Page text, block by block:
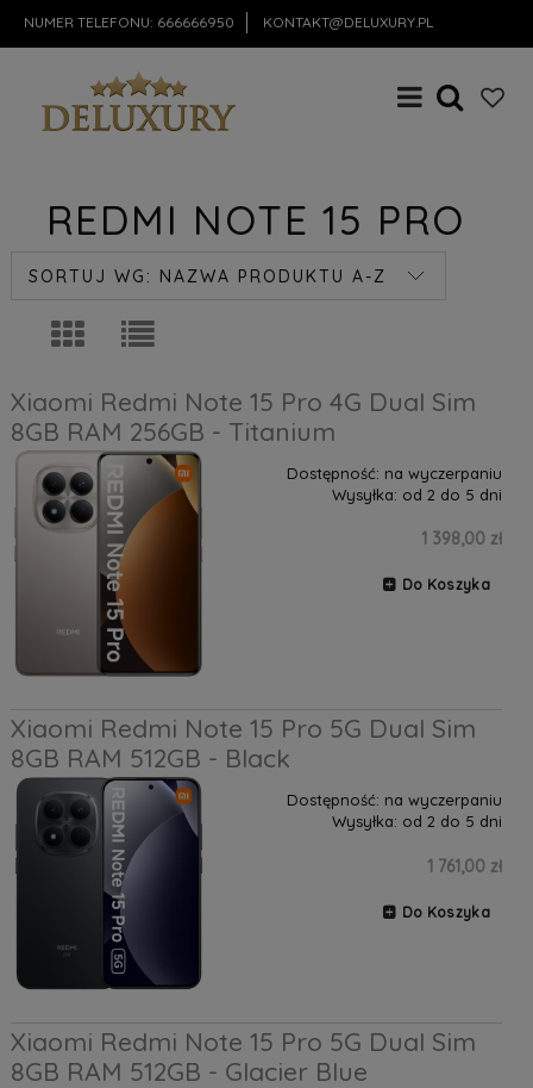
NUMER TELEFONU: 666666950 KONTAKT@DELUXURY.PL
REDMI NOTE 15 PRO
SORTUJ WG: NAZWA PRODUKTU A-Z
Xiaomi Redmi Note 15 Pro 4G Dual Sim
8GB RAM 256GB - Titanium
Dostępność: na wyczerpaniu
Wysyłka: od 2 do 5 dni
1 398,00 zł
Do Koszyka
Xiaomi Redmi Note 15 Pro 5G Dual Sim
8GB RAM 512GB - Black
Dostępność: na wyczerpaniu
Wysyłka: od 2 do 5 dni
1 761,00 zł
Do Koszyka
Xiaomi Redmi Note 15 Pro 5G Dual Sim
8GB RAM 512GB - Glacier Blue